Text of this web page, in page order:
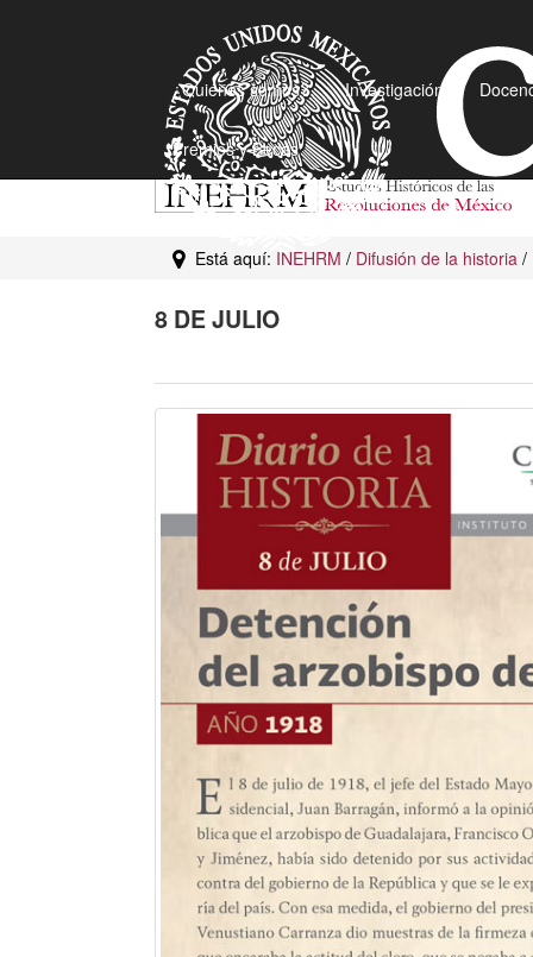
¿Quiénes somos? Investigación
Premios y Becas
Está aquí: INEHRM / Difusión de la historia /
8 DE JULIO